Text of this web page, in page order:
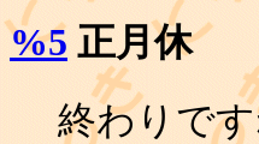
%5 正月休
終わりで